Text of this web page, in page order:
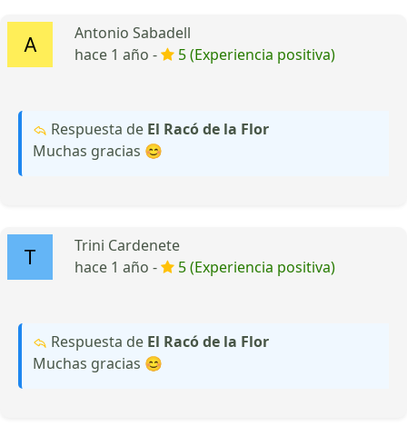
Antonio Sabadell
hace 1 año -
5 (Experiencia positiva)
Respuesta de El Racó de la Flor
Muchas gracias 😊
Trini Cardenete
hace 1 año -
5 (Experiencia positiva)
Respuesta de El Racó de la Flor
Muchas gracias 😊